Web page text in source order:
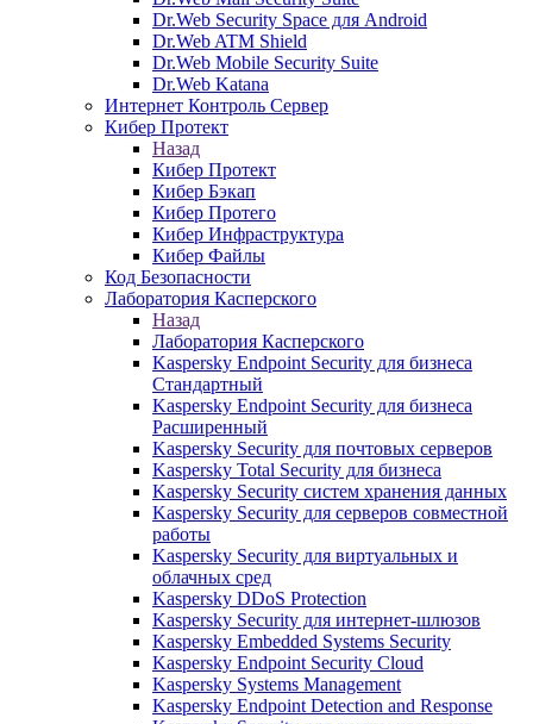
Dr.Web Security Space для Android
Dr.Web ATM Shield
Dr.Web Mobile Security Suite
Dr.Web Katana
Интернет Контроль Сервер
Кибер Протект
Назад
Кибер Протект
Кибер Бэкап
Кибер Протего
Кибер Инфраструктура
Кибер Файлы
Код Безопасности
Лаборатория Касперского
Назад
Лаборатория Касперского
Kaspersky Endpoint Security для бизнеса
Стандартный
Kaspersky Endpoint Security для бизнеса
Расширенный
Kaspersky Security для почтовых серверов
Kaspersky Total Security для бизнеса
Kaspersky Security систем хранения данных
Kaspersky Security для серверов совместной
работы
Kaspersky Security для виртуальных и
облачных сред
Kaspersky DDoS Protection
Kaspersky Security для интернет-шлюзов
Kaspersky Embedded Systems Security
Kaspersky Endpoint Security Cloud
Kaspersky Systems Management
Kaspersky Endpoint Detection and Response